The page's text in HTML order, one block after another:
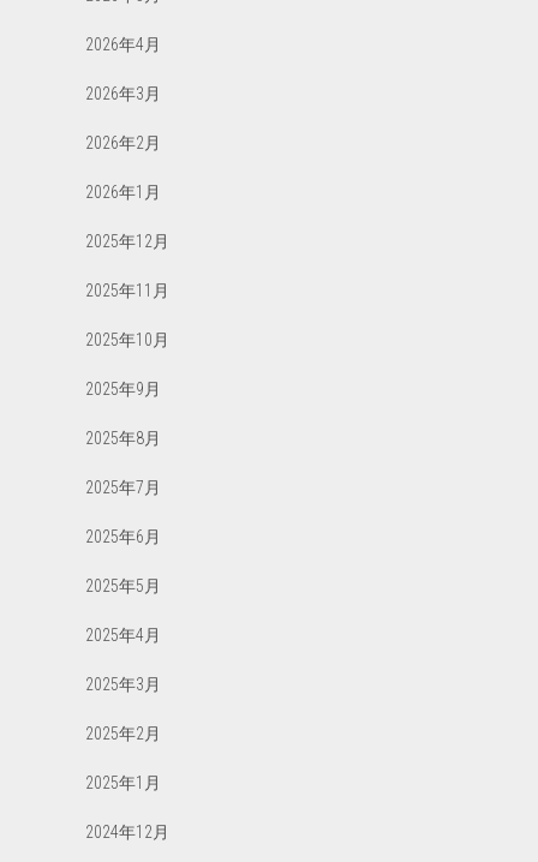
2026年4月
2026年3月
2026年2月
2026年1月
2025年12月
2025年11月
2025年10月
2025年9月
2025年8月
2025年7月
2025年6月
2025年5月
2025年4月
2025年3月
2025年2月
2025年1月
2024年12月